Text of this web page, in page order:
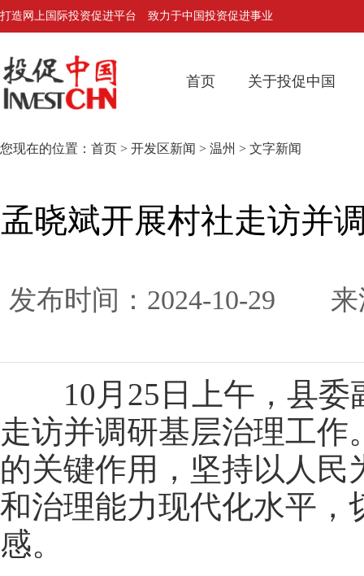
打造网上国际投资促进平台 致力于中国投资促进事业
首页 关于投促中国
您现在的位置： 首页 > 开发区新闻 > 温州 > 文字新闻
孟晓斌开展村社走访并
发布时间：2024-10-29
10月25日上午，县委
走访并调研基层治理工
的关键作用，坚持以人
和治理能力现代化水平，
感。